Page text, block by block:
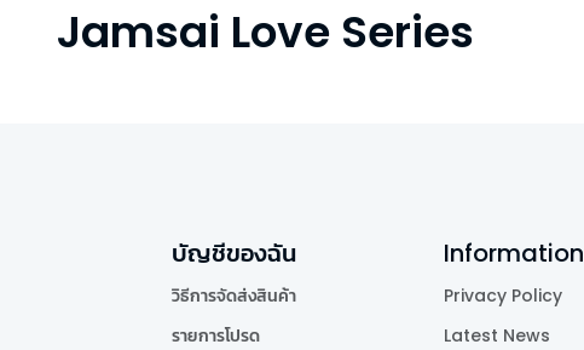
Jamsai Love Series
บัญชีของฉัน
วิธีการจัดส่งสินค้า
รายการโปรด
Information
Privacy Policy
Latest News